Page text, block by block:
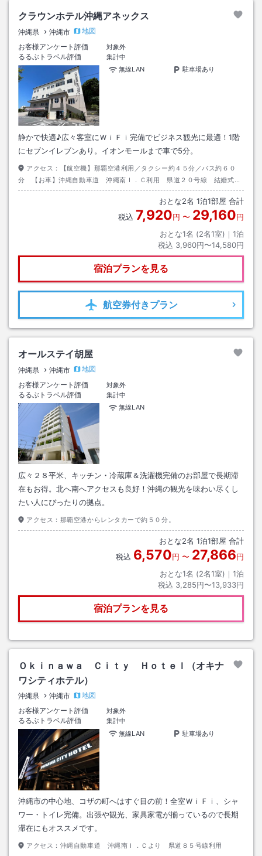
クラウンホテル沖縄アネックス
沖縄県 沖縄市
地図
お客様アンケート評価
対象外
るるぶトラベル評価
集計中
無線LAN
駐車場あり
静かで快適♪広々客室にＷｉＦｉ完備でビジネス観光に最適！1階
にセブンイレブンあり。イオンモールまで車で5分。
アクセス：
【航空機】那覇空港利用／タクシー約４５分／バス約６０
分 【お車】沖縄自動車道 沖縄南Ｉ．Ｃ利用 県道２０号線 結婚式場
ＮＢＣ向かい
おとな2名 1泊1部屋 合計
税込 7,920円 〜 29,160円
おとな1名 (2名1室)｜ 1泊
税込 3,960円〜14,580円
宿泊プランを見る
航空券付きプラン
オールステイ胡屋
沖縄県 沖縄市
地図
お客様アンケート評価
対象外
るるぶトラベル評価
集計中
無線LAN
広々２８平米、キッチン・冷蔵庫＆洗濯機完備のお部屋で長期滞
在もお得。北へ南へアクセスも良好！沖縄の観光を味わい尽くし
たい人にぴったりの拠点。
アクセス： 那覇空港からレンタカーで約５０分。
おとな2名 1泊1部屋 合計
税込 6,570円 〜 27,866円
おとな1名 (2名1室)｜ 1泊
税込 3,285円〜13,933円
宿泊プランを見る
Ｏｋｉｎａｗａ Ｃｉｔｙ Ｈｏｔｅｌ（オキナ
ワシティホテル）
沖縄県 沖縄市
地図
お客様アンケート評価
対象外
るるぶトラベル評価
集計中
無線LAN
駐車場あり
沖縄市の中心地、コザの町へはすぐ目の前！全室ＷｉＦｉ、シャ
ワー・トイレ完備。出張や観光、家具家電が揃っているので長期
滞在にもオススメです。
アクセス： 沖縄自動車道 沖縄南Ｉ．Ｃより 県道８５号線利用